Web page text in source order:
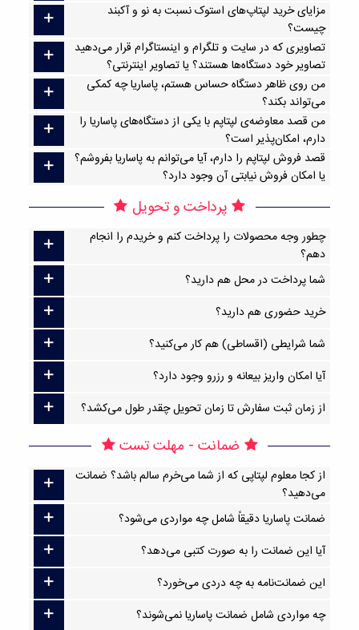
مزایای خرید لپتاپ‌های استوک نسبت به نو و آکبند
چیست؟
تصاویری که در سایت و تلگرام و اینستاگرام قرار می‌دهید
تصاویر خود دستگاه‌ها هستند؟ یا تصاویر اینترنتی؟
من روی ظاهر دستگاه حساس هستم، پاساریا چه کمکی
می‌تواند بکند؟
من قصد معاوضه‌ی لپتاپم با یکی از دستگاه‌های پاساریا را
دارم، امکان‌پذیر است؟
قصد فروش لپتاپم را دارم، آیا می‌توانم به پاساریا بفروشم؟
یا امکان فروش نیابتی آن وجود دارد؟
پرداخت و تحویل
چطور وجه محصولات را پرداخت کنم و خریدم را انجام
دهم؟
شما پرداخت در محل هم دارید؟
خرید حضوری هم دارید؟
شما شرایطی (اقساطی) هم کار می‌کنید؟
آیا امکان واریز بیعانه و رزرو وجود دارد؟
از زمان ثبت سفارش تا زمان تحویل چقدر طول می‌کشد؟
ضمانت - مهلت تست
از کجا معلوم لپتاپی که از شما می‌خرم سالم باشد؟ ضمانت
می‌دهید؟
ضمانت پاساریا دقیقاً شامل چه مواردی می‌شود؟
آیا این ضمانت را به صورت کتبی می‌دهد؟
این ضمانت‌نامه به چه دردی می‌خورد؟
چه مواردی شامل ضمانت پاساریا نمی‌شوند؟